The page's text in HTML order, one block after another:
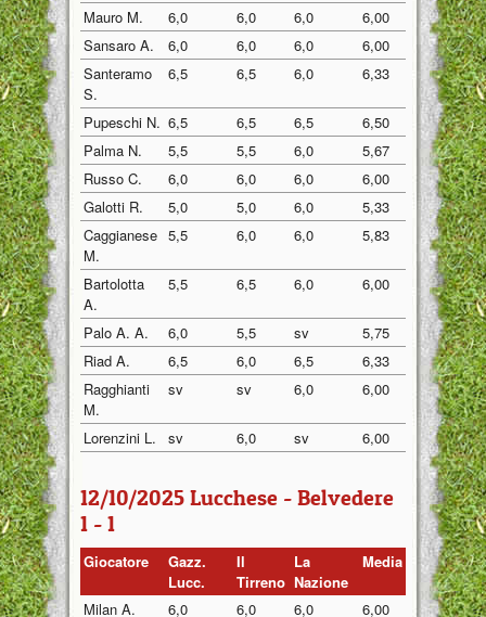
Mauro M.
6,0 6,0 6,0
6,00
Sansaro A.
6,0 6,0 6,0
6,00
Santeramo
S.
6,5 6,5 6,0 6,33
Pupeschi N. 6,5 6,5 6,5
6,50
Palma N.
5,5 5,5 6,0
5,67
Russo C.
6,0 6,0 6,0
6,00
Galotti R.
5,0 5,0 6,0
5,33
Caggianese
M.
5,5 6,0 6,0 5,83
Bartolotta
A.
5,5 6,5 6,0 6,00
Palo A. A. 6,0 5,5 sv
5,75
Riad A.
6,5 6,0 6,5
6,33
Ragghianti
M.
sv sv 6,0 6,00
Lorenzini L. sv 6,0 sv 6,00
12/10/2025 Lucchese - Belvedere
1 - 1
Giocatore
Gazz.
Lucc.
Il
Tirreno
La
Nazione
Media
Milan A. 6,0 6,0 6,0 6,00